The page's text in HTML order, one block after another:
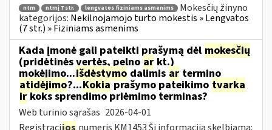
ntm ntmį 7 str. lengvatos fiziniams asmenims
Mokesčių žinyno
kategorijos: Nekilnojamojo turto mokestis » Lengvatos
(7 str.) » Fiziniams asmenims
Kada įmonė gali pateikti prašymą dėl mokesčių
(pridėtinės vertės, pelno ar kt.)
mokėjimo...išdėstymo dalimis ar termino
atidėjimo?...Kokiaprašymo pateikimo tvarka
irkoks sprendimo priėmimo terminas?
Web turinio sąrašas 2026-04-01
Registracijos numeris KM1453 Ši informacija skelbiama: